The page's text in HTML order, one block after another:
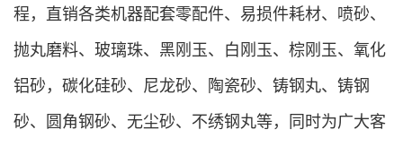
程，直销各类机器配套零配件、易损件耗材、喷砂、
抛丸磨料、玻璃珠、黑刚玉、白刚玉、棕刚玉、氧化
铝砂，碳化硅砂、尼龙砂、陶瓷砂、铸钢丸、铸钢
砂、圆角钢砂、无尘砂、不绣钢丸等，同时为广大客